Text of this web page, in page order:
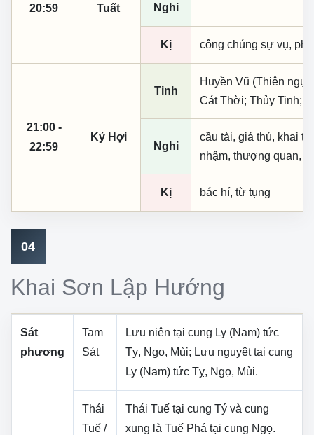
20:59
Tuất
Nghi
Kị công chúng sự vụ,
21:00 -
22:59
Kỷ Hợi
Tinh
Huyền Vũ (Thiên
Cát Thời; Thủy Tinh;
Nghi
cầu tài, giá thú, khai
nhậm, thượng quan,
Kị bác hí, từ tụng
04
Khai Sơn Lập Hướng
Sát
phương
Tam
Sát
Lưu niên tại cung Ly (Nam) tức
Tỵ, Ngọ, Mùi; Lưu nguyệt tại cung
Ly (Nam) tức Tỵ, Ngọ, Mùi.
Thái
Tuế /
Thái Tuế tại cung Tý và cung
xung là Tuế Phá tại cung Ngọ.